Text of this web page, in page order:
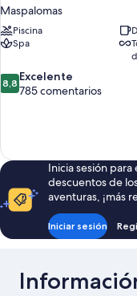
Maspalomas
Piscina
Spa
8.8
sobre
8,8 Excelente
785 comentarios
Inicia sesión para
descuentos de
aventuras, ¡más
Iniciar sesión